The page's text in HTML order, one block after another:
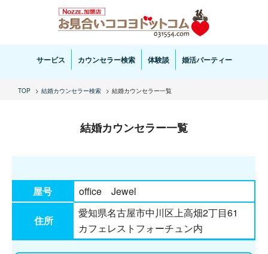
お見合い・結婚相談ならお見合いココヨドットコムへ。専任の結婚カウンセラーがサポートいた
します。
サービス カウンセラー検索 体験談 婚活パーティー
TOP 結婚カウンセラー検索 結婚カウンセラー一覧
結婚カウンセラー一覧
屋号 office Jewel
住所
愛知県名古屋市中川区上高畑2丁目61
カフェレストフォーチュン内